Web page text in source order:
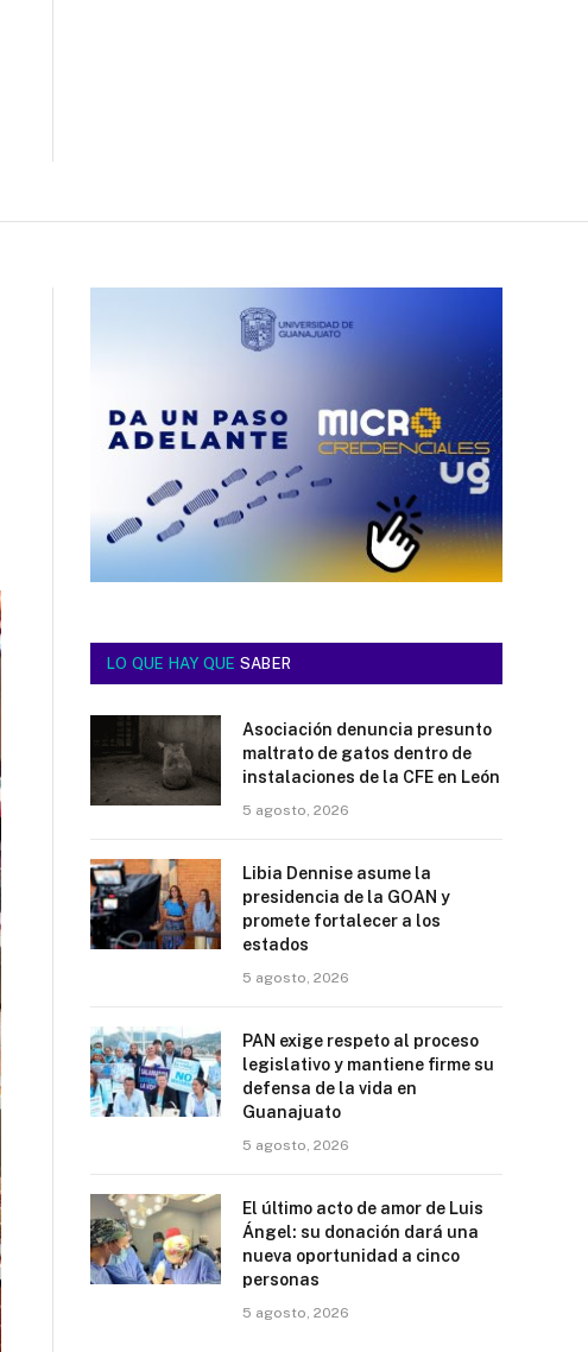
LO QUE HAY QUE SABER
Asociación denuncia presunto
maltrato de gatos dentro de
instalaciones de la CFE en León
5 agosto, 2026
Libia Dennise asume la
presidencia de la GOAN y
promete fortalecer a los
estados
5 agosto, 2026
PAN exige respeto al proceso
legislativo y mantiene firme su
defensa de la vida en
Guanajuato
5 agosto, 2026
El último acto de amor de Luis
Ángel: su donación dará una
nueva oportunidad a cinco
personas
5 agosto, 2026